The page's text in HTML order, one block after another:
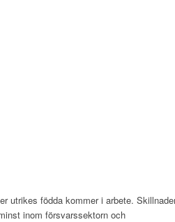
utrikes födda kommer i arbete.
inom försvarssektorn och